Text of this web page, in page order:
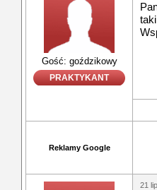
Gość: goździkowy
PRAKTYKANT
Reklamy Google
21